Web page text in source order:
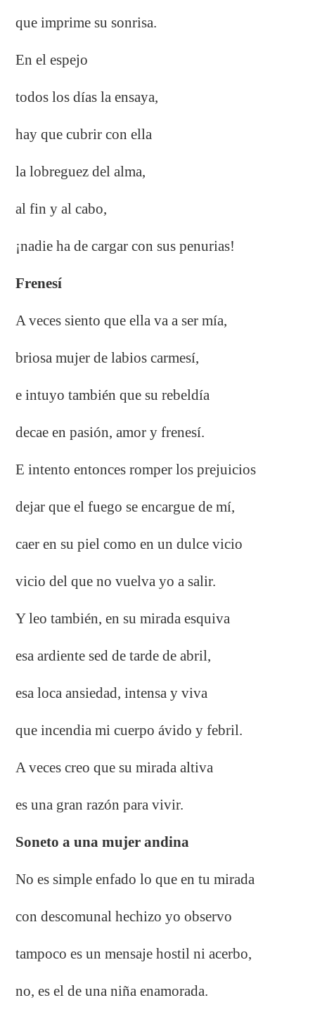
que imprime su sonrisa.
En el espejo
todos los días la ensaya,
hay que cubrir con ella
la lobreguez del alma,
al fin y al cabo,
¡nadie ha de cargar con sus penurias!
Frenesí
A veces siento que ella va a ser mía,
briosa mujer de labios carmesí,
e intuyo también que su rebeldía
decae en pasión, amor y frenesí.
E intento entonces romper los prejuicios
dejar que el fuego se encargue de mí,
caer en su piel como en un dulce vicio
vicio del que no vuelva yo a salir.
Y leo también, en su mirada esquiva
esa ardiente sed de tarde de abril,
esa loca ansiedad, intensa y viva
que incendia mi cuerpo ávido y febril.
A veces creo que su mirada altiva
es una gran razón para vivir.
Soneto a una mujer andina
No es simple enfado lo que en tu mirada
con descomunal hechizo yo observo
tampoco es un mensaje hostil ni acerbo,
no, es el de una niña enamorada.